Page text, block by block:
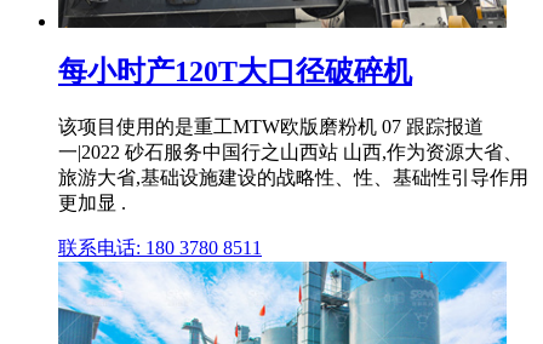
每小时产120T大口径破碎机
该项目使用的是重工MTW欧版磨粉机 07 跟踪报道
一|2022 砂石服务中国行之山西站 山西,作为资源大省、
旅游大省,基础设施建设的战略性、性、基础性引导作用
更加显 .
联系电话: 180 3780 8511